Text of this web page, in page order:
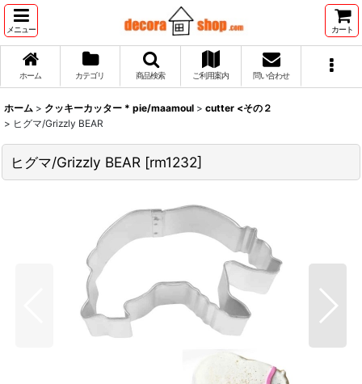
メニュー カート
ホーム カテゴリ 商品検索 ご利用案内 問い合わせ
ホーム > クッキーカッター * pie/maamoul > cutter <その２
> ヒグマ/Grizzly BEAR
ヒグマ/Grizzly BEAR [rm1232]